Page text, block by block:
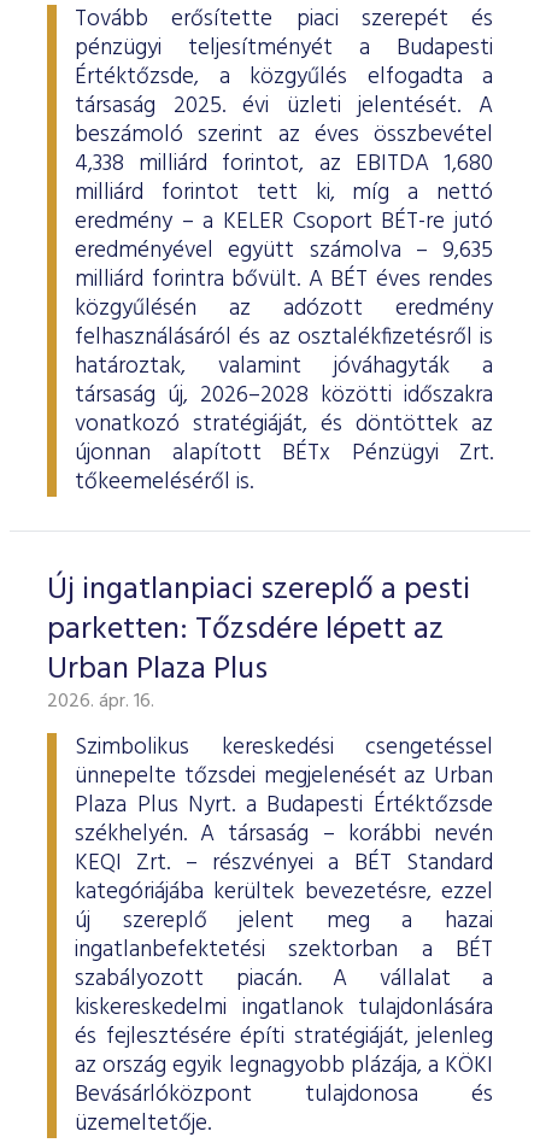
Tovább erősítette piaci szerepét és
pénzügyi teljesítményét a Budapesti
Értéktőzsde, a közgyűlés elfogadta a
társaság 2025. évi üzleti jelentését. A
beszámoló szerint az éves összbevétel
4,338 milliárd forintot, az EBITDA 1,680
milliárd forintot tett ki, míg a nettó
eredmény – a KELER Csoport BÉT-re jutó
eredményével együtt számolva – 9,635
milliárd forintra bővült. A BÉT éves rendes
közgyűlésén az adózott eredmény
felhasználásáról és az osztalékfizetésről is
határoztak, valamint jóváhagyták a
társaság új, 2026–2028 közötti időszakra
vonatkozó stratégiáját, és döntöttek az
újonnan alapított BÉTx Pénzügyi Zrt.
tőkeemeléséről is.
Új ingatlanpiaci szereplő a pesti
parketten: Tőzsdére lépett az
Urban Plaza Plus
2026. ápr. 16.
Szimbolikus kereskedési csengetéssel
ünnepelte tőzsdei megjelenését az Urban
Plaza Plus Nyrt. a Budapesti Értéktőzsde
székhelyén. A társaság – korábbi nevén
KEQI Zrt. – részvényei a BÉT Standard
kategóriájába kerültek bevezetésre, ezzel
új szereplő jelent meg a hazai
ingatlanbefektetési szektorban a BÉT
szabályozott piacán. A vállalat a
kiskereskedelmi ingatlanok tulajdonlására
és fejlesztésére építi stratégiáját, jelenleg
az ország egyik legnagyobb plázája, a KÖKI
Bevásárlóközpont tulajdonosa és
üzemeltetője.